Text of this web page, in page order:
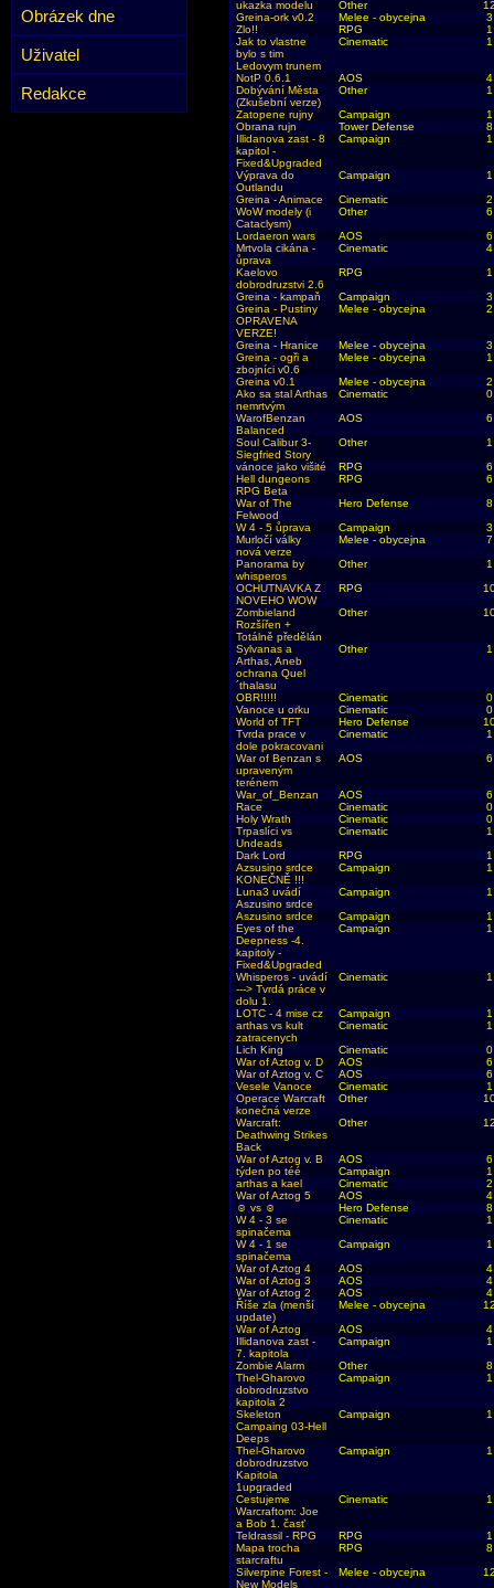
Obrázek dne
Uživatel
Redakce
ukazka modelu
Other
Greina-ork v0.2
Melee - obycejna
3
Zlo!!
RPG
1
Jak to vlastne
bylo s tim
Ledovym trunem
Cinematic 1
NotP 0.6.1 AOS
4
Dobývání Města
(Zkušební verze)
Other
1
Zatopene rujny
Campaign
1
Obrana rujn
Tower Defense
8
Illidanova zast - 8
kapitol -
Fixed&Upgraded
Campaign 1
Výprava do
Outlandu
Campaign
1
Greina - Animace
Cinematic
2
WoW modely (i
Cataclysm)
Other
6
Lordaeron wars
AOS
6
Mrtvola cikána -
ůprava
Cinematic
4
Kaelovo
dobrodruzstvi 2.6
RPG
1
Greina - kampaň
Campaign
3
Greina - Pustiny
OPRAVENA
VERZE!
Melee - obycejna 2
Greina - Hranice Melee - obycejna
3
Greina - ogři a
zbojníci v0.6
Melee - obycejna
1
Greina v0.1
Melee - obycejna
2
Ako sa stal Arthas
nemrtvým
Cinematic
0
WarofBenzan
Balanced
AOS
6
Soul Calibur 3-
Siegfried Story
Other
1
vánoce jako višité
RPG
6
Hell dungeons
RPG Beta
RPG
6
War of The
Felwood
Hero Defense
8
W 4 - 5 ůprava
Campaign
3
Murločí války
nová verze
Melee - obycejna
7
Panorama by
whisperos
Other
1
OCHUTNAVKA Z
NOVEHO WOW
RPG
Zombieland
Rozšířen +
Totálně předělán
Other
Sylvanas a
Arthas, Aneb
ochrana Quel
´thalasu
Other 1
OBR!!!!! Cinematic
0
Vanoce u orku
Cinematic
0
World of TFT
Hero Defense
Tvrda prace v
dole pokracovani
Cinematic
1
War of Benzan s
upraveným
terénem
AOS 6
War_of_Benzan AOS
6
Race
Cinematic
0
Holy Wrath
Cinematic
0
Trpaslíci vs
Undeads
Cinematic
1
Dark Lord
RPG
1
Azsusino srdce
KONEČNĚ !!!
Campaign
1
Luna3 uvádí
Aszusino srdce
Campaign
1
Aszusino srdce
Campaign
1
Eyes of the
Deepness -4.
kapitoly -
Fixed&Upgraded
Campaign 1
Whisperos - uvádí
---> Tvrdá práce v
dolu 1.
Cinematic 1
LOTC - 4 mise cz Campaign
1
arthas vs kult
zatracenych
Cinematic
1
Lich King
Cinematic
0
War of Aztog v. D
AOS
6
War of Aztog v. C
AOS
6
Vesele Vanoce
Cinematic
1
Operace Warcraft
konečná verze
Other
Warcraft:
Deathwing Strikes
Back
Other
War of Aztog v. B AOS
6
týden po téé
Campaign
1
arthas a kael
Cinematic
2
War of Aztog 5
AOS
4
☺ vs ☺
Hero Defense
8
W 4 - 3 se
spinačema
Cinematic
1
W 4 - 1 se
spinačema
Campaign
1
War of Aztog 4
AOS
4
War of Aztog 3
AOS
4
War of Aztog 2
AOS
4
Říše zla (menší
update)
Melee - obycejna
War of Aztog
AOS
4
Illidanova zast -
7. kapitola
Campaign
1
Zombie Alarm
Other
8
Thel-Gharovo
dobrodruzstvo
kapitola 2
Campaign 1
Skeleton
Campaing 03-Hell
Deeps
Campaign 1
Thel-Gharovo
dobrodruzstvo
Kapitola
1upgraded
Campaign 1
Cestujeme
Warcraftom: Joe
a Bob 1. časť
Cinematic 1
Teldrassil - RPG RPG
1
Mapa trocha
starcraftu
RPG
8
Silverpine Forest -
New Models
Melee - obycejna